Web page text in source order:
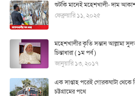
শুটকি মানেই মহেশখালী- দাম
ফেব্রুয়ারি ১১, ২০২৫
মহেশখালীর কৃতি সন্তান আল্লামা
চিন্তাধারা ( ১ম পর্ব )
জানুয়ারি ১৩, ২০১৭
এক সাপ্তাহ পরেই গোরকঘাটা থেকে
চট্টগ্রামের পথে